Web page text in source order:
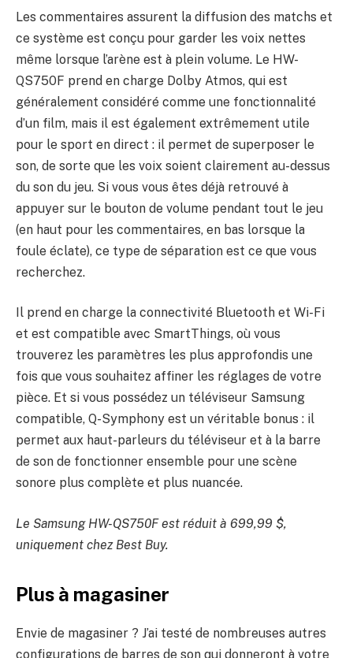
Les commentaires assurent la diffusion des matchs et
ce système est conçu pour garder les voix nettes
même lorsque l’arène est à plein volume. Le HW-
QS750F prend en charge Dolby Atmos, qui est
généralement considéré comme une fonctionnalité
d’un film, mais il est également extrêmement utile
pour le sport en direct : il permet de superposer le
son, de sorte que les voix soient clairement au-dessus
du son du jeu. Si vous vous êtes déjà retrouvé à
appuyer sur le bouton de volume pendant tout le jeu
(en haut pour les commentaires, en bas lorsque la
foule éclate), ce type de séparation est ce que vous
recherchez.
Il prend en charge la connectivité Bluetooth et Wi-Fi
et est compatible avec SmartThings, où vous
trouverez les paramètres les plus approfondis une
fois que vous souhaitez affiner les réglages de votre
pièce. Et si vous possédez un téléviseur Samsung
compatible, Q-Symphony est un véritable bonus : il
permet aux haut-parleurs du téléviseur et à la barre
de son de fonctionner ensemble pour une scène
sonore plus complète et plus nuancée.
Le Samsung HW-QS750F est réduit à 699,99 $,
uniquement chez Best Buy.
Plus à magasiner
Envie de magasiner ? J’ai testé de nombreuses autres
configurations de barres de son qui donneront à votre